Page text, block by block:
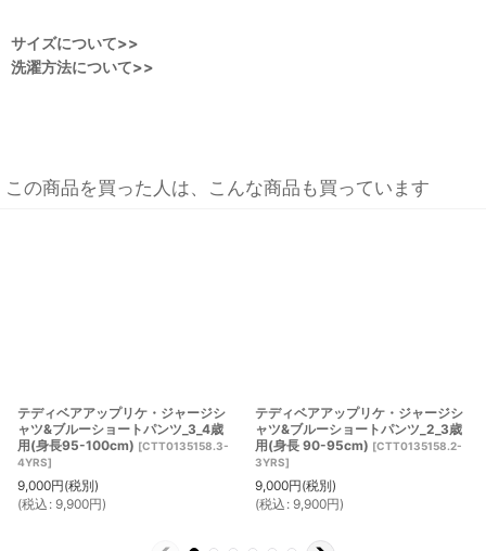
サイズについて>>
洗濯方法について>>
この商品を買った人は、こんな商品も買っています
テディベアアップリケ・ジャージシ
ャツ&ブルーショートパンツ_3_4歳
用(身長95-100cm) [CTT0135158.3-
4YRS]
9,000円(税別)
(税込 : 9,900円)
テディベアアップリケ・ジャージシ
ャツ&ブルーショートパンツ_2_3歳
用(身長 90-95cm) [CTT0135158.2-
3YRS]
9,000円(税別)
(税込 : 9,900円)